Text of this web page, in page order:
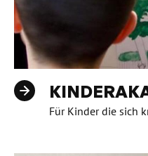
Für Kinder die sich